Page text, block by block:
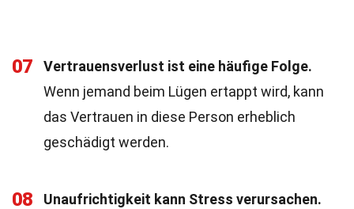
07
Vertrauensverlust ist eine häufige Folge.
Wenn jemand beim Lügen ertappt wird, kann
das Vertrauen in diese Person erheblich
geschädigt werden.
08
Unaufrichtigkeit kann Stress verursachen.